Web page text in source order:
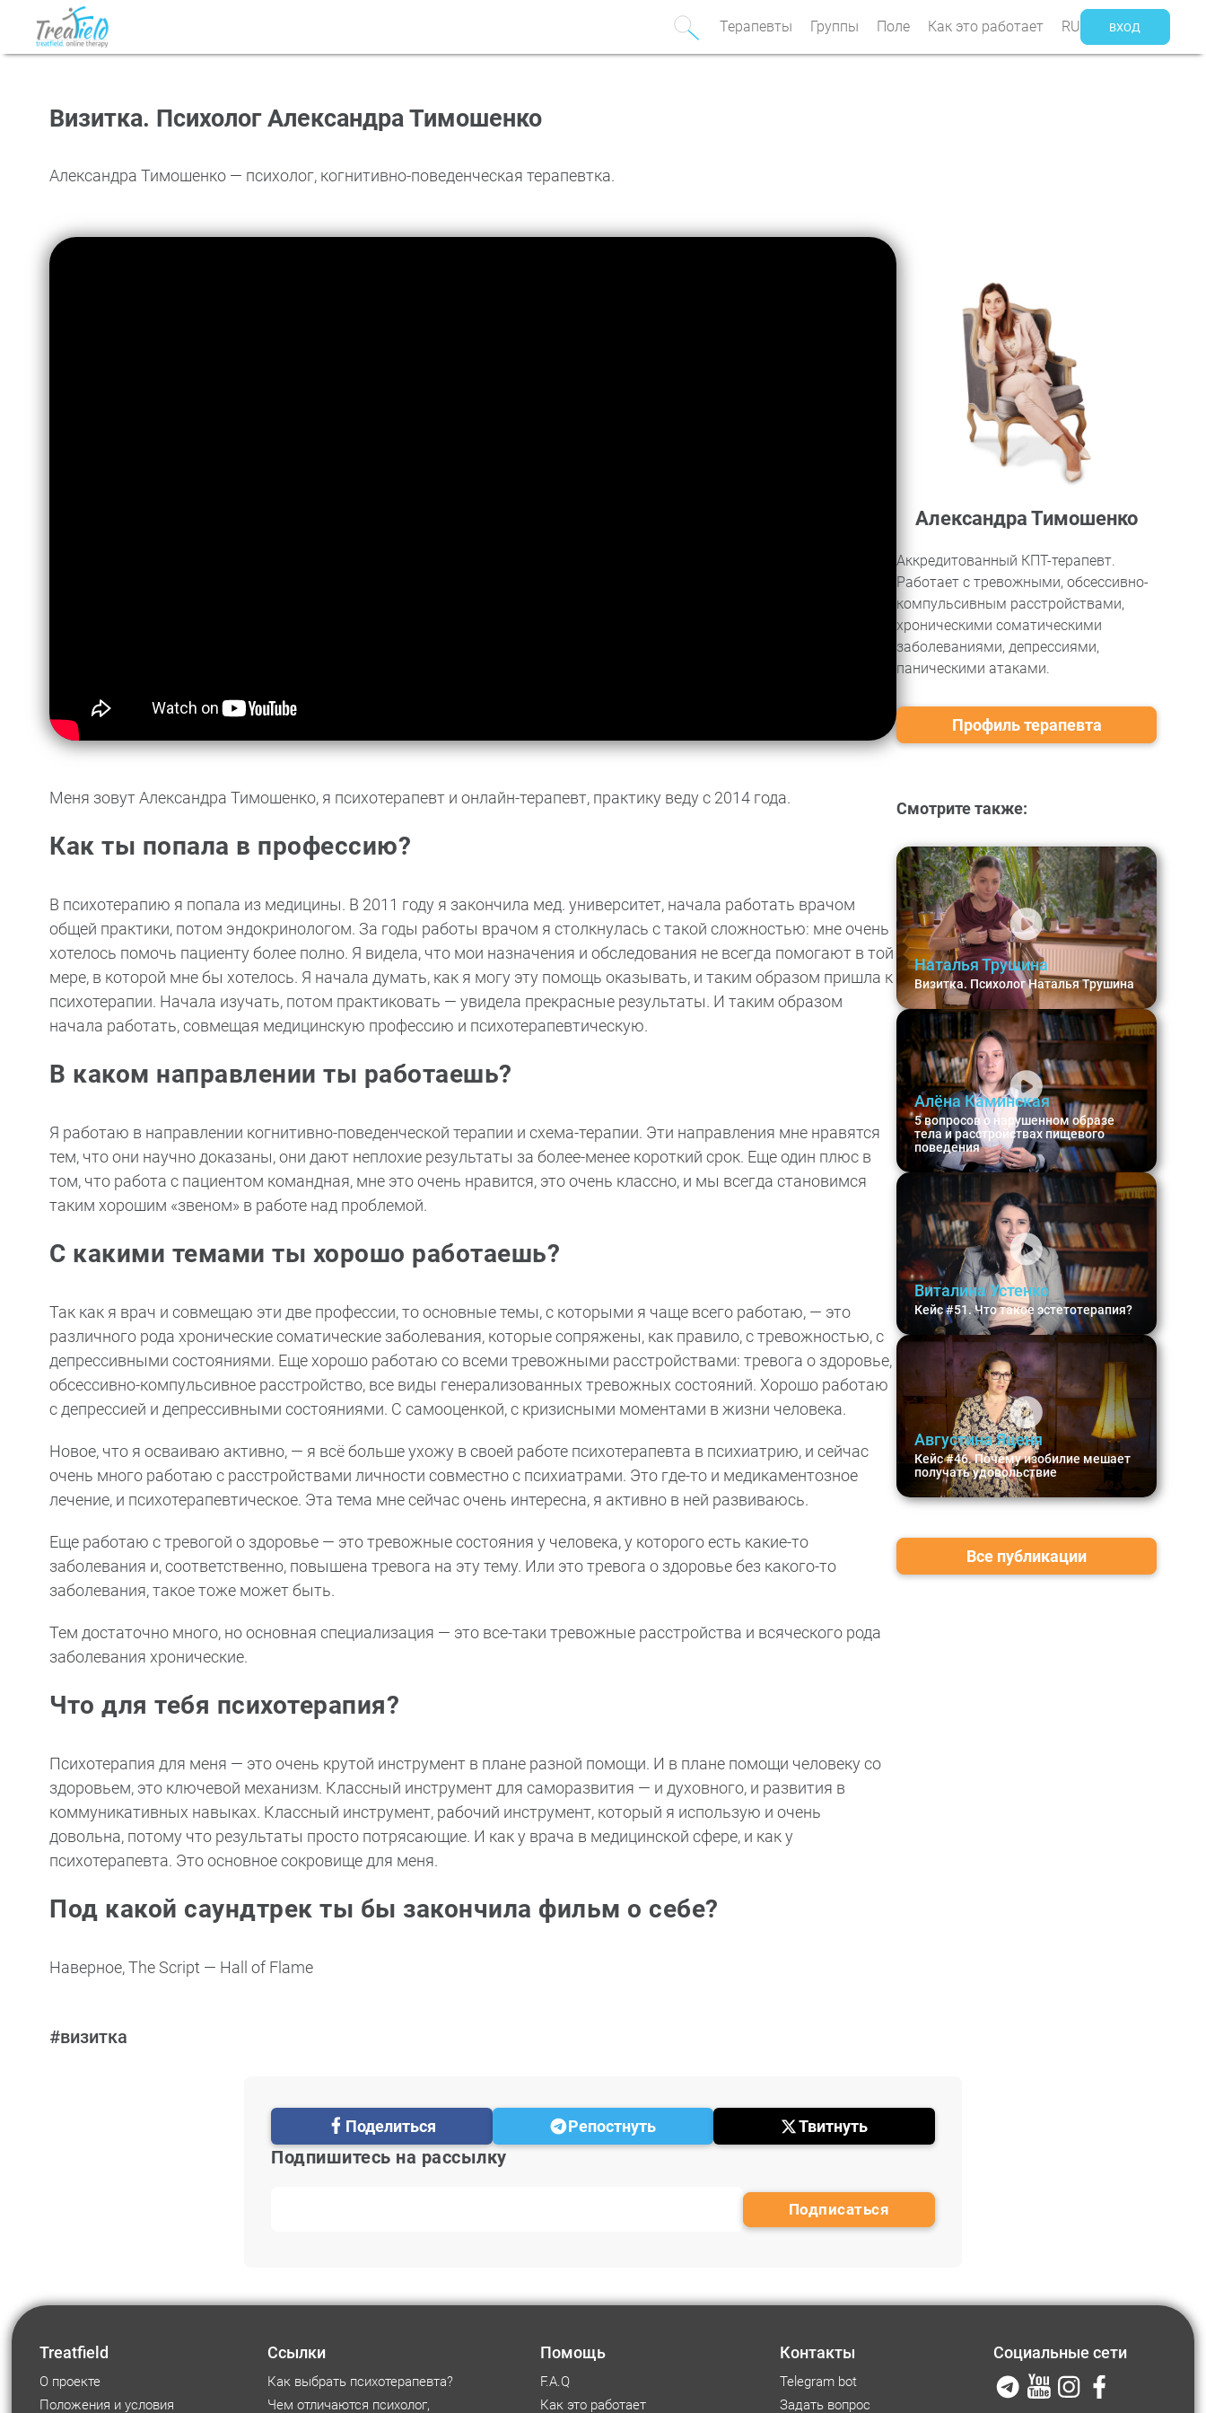
Терапевты Группы Поле Как это работает RU ВХОД
Визитка. Психолог Александра Тимошенко
Александра Тимошенко — психолог, когнитивно-поведенческая терапевтка.
Меня зовут Александра Тимошенко, я психотерапевт и онлайн-терапевт, практику веду с 2014 года.
Как ты попала в профессию?
В психотерапию я попала из медицины. В 2011 году я закончила мед. университет, начала работать врачом
общей практики, потом эндокринологом. За годы работы врачом я столкнулась с такой сложностью: мне очень
хотелось помочь пациенту более полно. Я видела, что мои назначения и обследования не всегда помогают в той
мере, в которой мне бы хотелось. Я начала думать, как я могу эту помощь оказывать, и таким образом пришла к
психотерапии. Начала изучать, потом практиковать — увидела прекрасные результаты. И таким образом
начала работать, совмещая медицинскую профессию и психотерапевтическую.
В каком направлении ты работаешь?
Я работаю в направлении когнитивно-поведенческой терапии и схема-терапии. Эти направления мне нравятся
тем, что они научно доказаны, они дают неплохие результаты за более-менее короткий срок. Еще один плюс в
том, что работа с пациентом командная, мне это очень нравится, это очень классно, и мы всегда становимся
таким хорошим «звеном» в работе над проблемой.
С какими темами ты хорошо работаешь?
Так как я врач и совмещаю эти две профессии, то основные темы, с которыми я чаще всего работаю, — это
различного рода хронические соматические заболевания, которые сопряжены, как правило, с тревожностью, с
депрессивными состояниями. Еще хорошо работаю со всеми тревожными расстройствами: тревога о здоровье,
обсессивно-компульсивное расстройство, все виды генерализованных тревожных состояний. Хорошо работаю
с депрессией и депрессивными состояниями. С самооценкой, с кризисными моментами в жизни человека.
Новое, что я осваиваю активно, — я всё больше ухожу в своей работе психотерапевта в психиатрию, и сейчас
очень много работаю с расстройствами личности совместно с психиатрами. Это где-то и медикаментозное
лечение, и психотерапевтическое. Эта тема мне сейчас очень интересна, я активно в ней развиваюсь.
Еще работаю с тревогой о здоровье — это тревожные состояния у человека, у которого есть какие-то
заболевания и, соответственно, повышена тревога на эту тему. Или это тревога о здоровье без какого-то
заболевания, такое тоже может быть.
Тем достаточно много, но основная специализация — это все-таки тревожные расстройства и всяческого рода
заболевания хронические.
Что для тебя психотерапия?
Психотерапия для меня — это очень крутой инструмент в плане разной помощи. И в плане помощи человеку со
здоровьем, это ключевой механизм. Классный инструмент для саморазвития — и духовного, и развития в
коммуникативных навыках. Классный инструмент, рабочий инструмент, который я использую и очень
довольна, потому что результаты просто потрясающие. И как у врача в медицинской сфере, и как у
психотерапевта. Это основное сокровище для меня.
Под какой саундтрек ты бы закончила фильм о себе?
Наверное, The Script — Hall of Flame
#визитка
Александра Тимошенко
Аккредитованный КПТ-терапевт.
Работает с тревожными, обсессивно-
компульсивным расстройствами,
хроническими соматическими
заболеваниями, депрессиями,
паническими атаками.
Профиль терапевта
Смотрите также:
Наталья Трушина
Визитка. Психолог Наталья Трушина
Алёна Каминская
5 вопросов о нарушенном образе
тела и расстройствах пищевого
поведения
Виталина Устенко
Кейс #51. Что такое эстетотерапия?
Августина Яценя
Кейс #46. Почему изобилие мешает
получать удовольствие
Все публикации
Поделиться Репостнуть Твитнуть
Подпишитесь на рассылку
Treatfield
О проекте
Положения и условия
Ссылки
Как выбрать психотерапевта?
Чем отличаются психолог,
Помощь
F.A.Q
Как это работает
Контакты
Telegram bot
Задать вопрос
Социальные сети